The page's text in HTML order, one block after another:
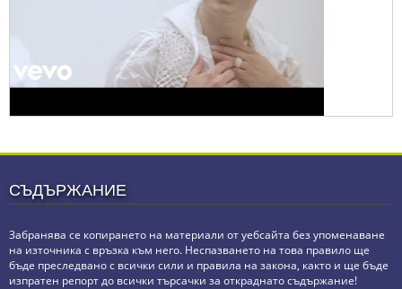
СЪДЪРЖАНИЕ
Забранява се копирането на материали от уебсайта без упоменаване
на източника с връзка към него. Неспазването на това правило ще
бъде преследвано с всички сили и правила на закона, както и ще бъде
изпратен репорт до всички търсачки за откраднато съдържание!